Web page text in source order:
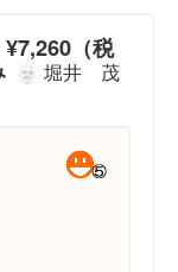
（税
堀井 茂